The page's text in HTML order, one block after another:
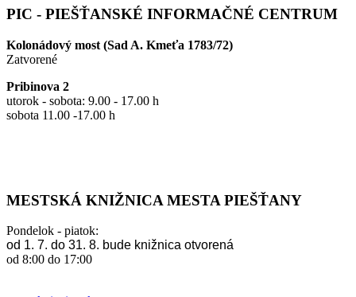
PIC - PIEŠŤANSKÉ INFORMAČNÉ CENTRUM
Kolonádový most (Sad A. Kmeťa 1783/72)
Zatvorené
Pribinova 2
utorok - sobota: 9.00 - 17.00 h
sobota 11.00 -17.00 h
MESTSKÁ KNIŽNICA MESTA PIEŠŤANY
Pondelok - piatok:
od 1. 7. do 31. 8. bude knižnica otvorená
od 8:00 do 17:00